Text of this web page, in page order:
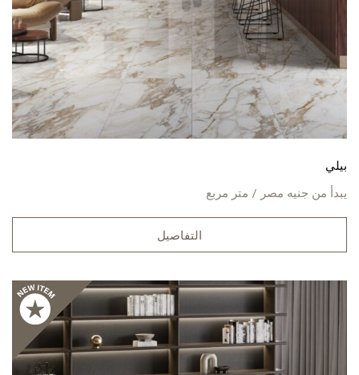
بيلي
يبدأ من جنيه مصر / متر مربع
التفاصيل